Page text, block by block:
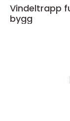
Vindeltrapp funksjonelt blikkfang i moderne
bygg